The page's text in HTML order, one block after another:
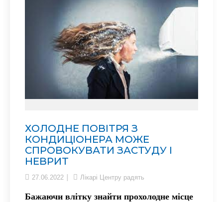
ХОЛОДНЕ ПОВІТРЯ З
КОНДИЦІОНЕРА МОЖЕ
СПРОВОКУВАТИ ЗАСТУДУ І
НЕВРИТ
27.06.2022 Лікарі Центру радять
Бажаючи влітку знайти прохолодне місце